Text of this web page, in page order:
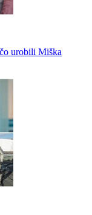
urobili Miška